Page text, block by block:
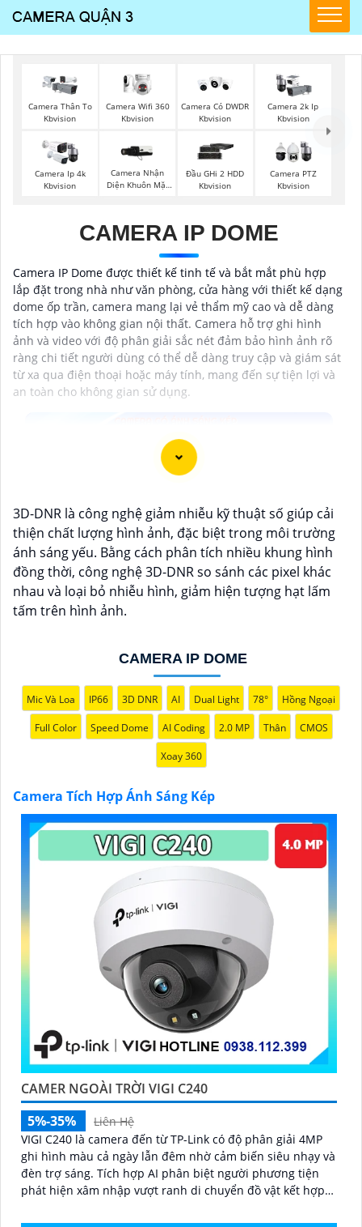
Camera Thân To
Kbvision
Camera Wifi 360
Kbvision
Camera Có DWDR
Kbvision
Camera 2k Ip
Kbvision
Camera Ip 4k
Kbvision
Camera Nhận
Diện Khuôn Mặt
Đầu GHi 2 HDD
Kbvision
Camera PTZ
Kbvision
CAMERA IP DOME
Camera IP Dome được thiết kế tinh tế và bắt mắt phù hợp
lắp đặt trong nhà như văn phòng, cửa hàng với thiết kế dạng
dome ốp trần, camera mang lại vẻ thẩm mỹ cao và dễ dàng
tích hợp vào không gian nội thất. Camera hỗ trợ ghi hình
ảnh và video với độ phân giải sắc nét đảm bảo hình ảnh rõ
ràng chi tiết người dùng có thể dễ dàng truy cập và giám sát
từ xa qua điện thoại hoặc máy tính, mang đến sự tiện lợi và
an toàn cho không gian sử dụng.
3D-DNR là công nghệ giảm nhiễu kỹ thuật số giúp cải
thiện chất lượng hình ảnh, đặc biệt trong môi trường
ánh sáng yếu. Bằng cách phân tích nhiều khung hình
đồng thời, công nghệ 3D-DNR so sánh các pixel khác
nhau và loại bỏ nhiễu hình, giảm hiện tượng hạt lấm
tấm trên hình ảnh.
CAMERA IP DOME
Mic Và Loa IP66 3D DNR AI Dual Light 78° Hồng Ngoại
Full Color Speed Dome AI Coding 2.0 MP Thân CMOS
Xoay 360
Camera Tích Hợp Ánh Sáng Kép
CAMER NGOÀI TRỜI VIGI C240
5%-35%
Liên Hệ
VIGI C240 là camera đến từ TP-Link có độ phân giải 4MP
ghi hình màu cả ngày lẫn đêm nhờ cảm biến siêu nhạy và
đèn trợ sáng. Tích hợp AI phân biệt người phương tiện
phát hiện xâm nhập vượt ranh di chuyển đồ vật kết hợp
nén H